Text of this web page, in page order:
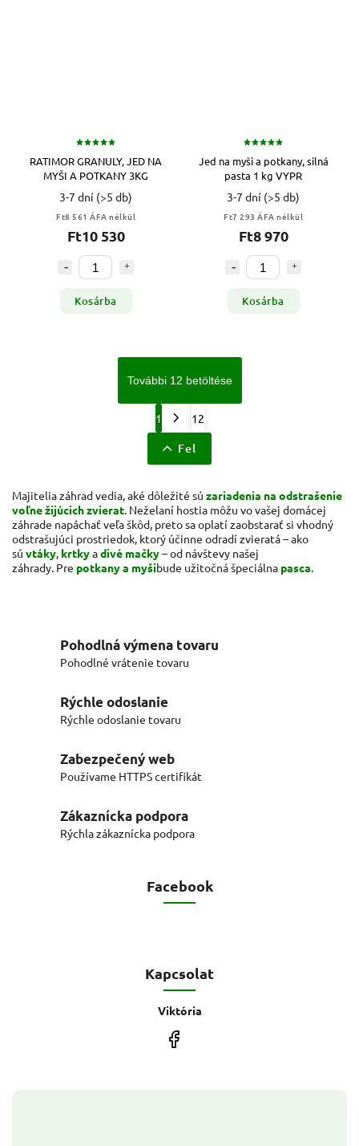
RATIMOR GRANULY, JED NA
MYŠI A POTKANY 3KG
3-7 dní (>5 db)
Ft8 561 ÁFA nélkül
Ft10 530
Kosárba
Jed na myši a potkany, silná
pasta 1 kg VYPR
3-7 dní (>5 db)
Ft7 293 ÁFA nélkül
Ft8 970
Kosárba
További 12 betöltése
1 12
Fel
Majitelia záhrad vedia, aké dôležité sú zariadenia na odstrašenie
voľne žijúcich zvierat. Neželaní hostia môžu vo vašej domácej
záhrade napáchať veľa škôd, preto sa oplatí zaobstarať si vhodný
odstrašujúci prostriedok, ktorý účinne odradí zvieratá – ako
sú vtáky, krtkyadivé mačky– od návštevy našej
záhrady. Pre potkany a myšibude užitočná špeciálna pasca.
Pohodlná výmena tovaru
Pohodlné vrátenie tovaru
Rýchle odoslanie
Rýchle odoslanie tovaru
Zabezpečený web
Používame HTTPS certifikát
Zákaznícka podpora
Rýchla zákaznícka podpora
Facebook
Kapcsolat
Viktória